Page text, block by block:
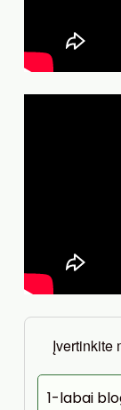
Įvertinkite
1-labai